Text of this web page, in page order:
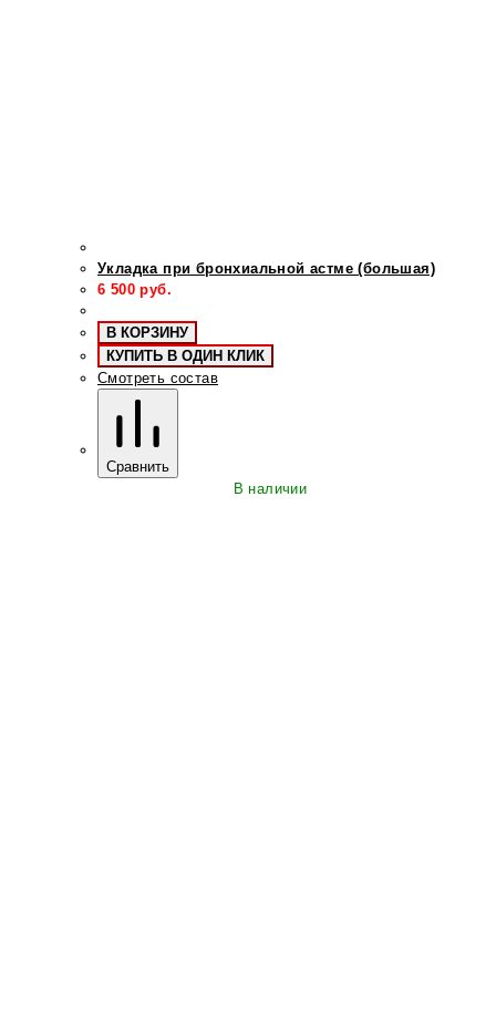
Укладка при бронхиальной астме (большая)
6 500 руб.
В КОРЗИНУ
КУПИТЬ В ОДИН КЛИК
Смотреть состав
Сравнить
В наличии